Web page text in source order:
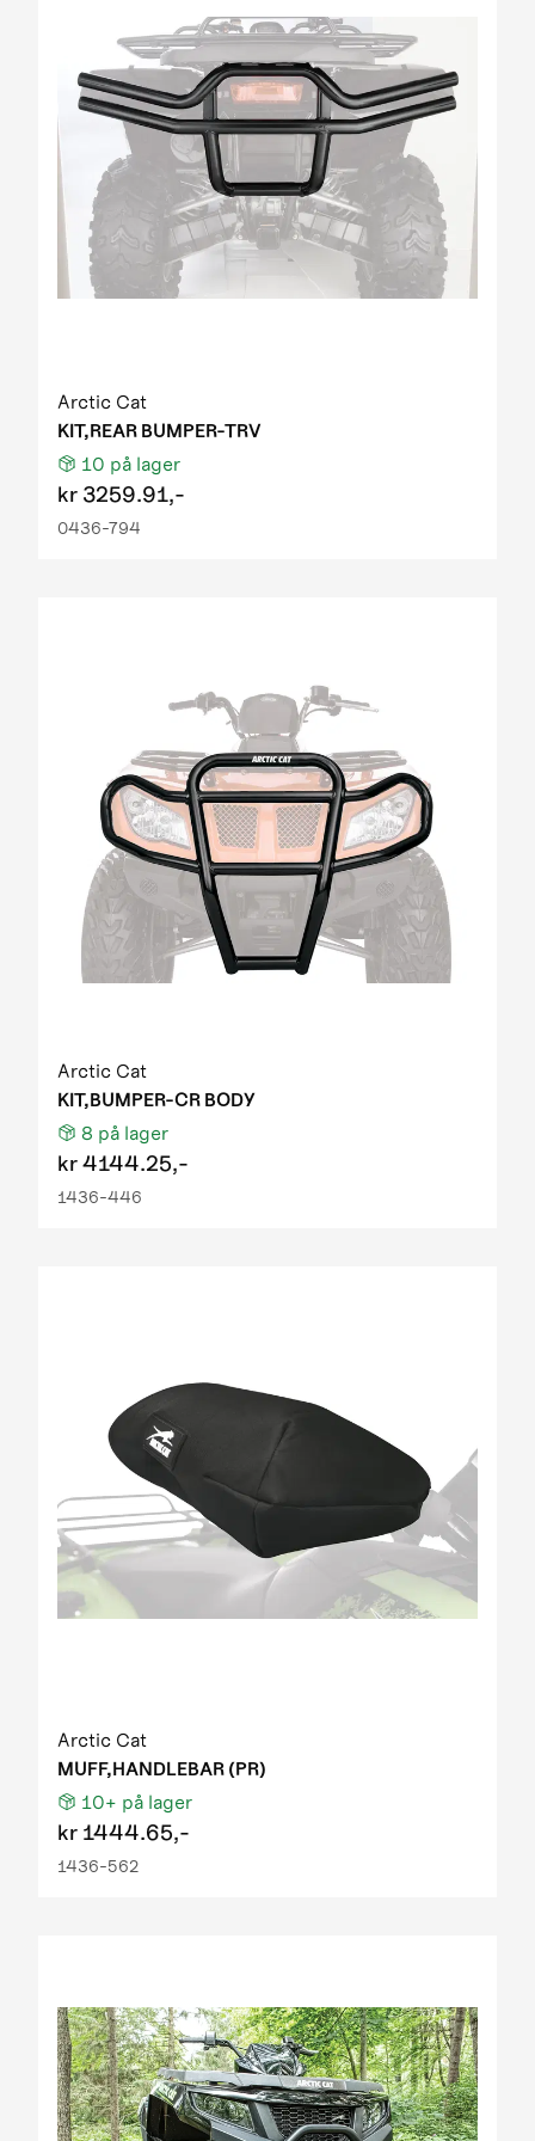
Arctic Cat
KIT,REAR BUMPER-TRV
10 på lager
kr 3259.91,-
0436-794
Arctic Cat
KIT,BUMPER-CR BODY
8 på lager
kr4144.25,-
1436-446
Arctic Cat
MUFF,HANDLEBAR (PR)
10+ på lager
kr 1444.65,-
1436-562